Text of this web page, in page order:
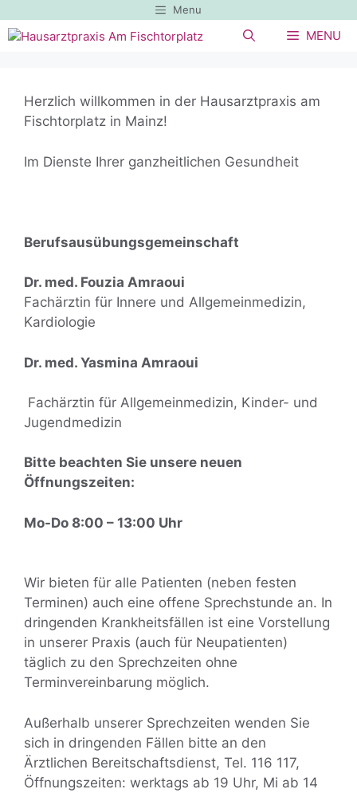
Inhalt
Menu
MENU
Herzlich willkommen in der Hausarztpraxis am
Fischtorplatz in Mainz!
Im Dienste Ihrer ganzheitlichen Gesundheit
Berufsausübungsgemeinschaft
Dr. med. Fouzia Amraoui
Fachärztin für Innere und Allgemeinmedizin,
Kardiologie
Dr. med. Yasmina Amraoui
Fachärztin für Allgemeinmedizin, Kinder- und
Jugendmedizin
Bitte beachten Sie unsere neuen
Öffnungszeiten:
Mo-Do 8:00 – 13:00 Uhr
Wir bieten für alle Patienten (neben festen
Terminen) auch eine offene Sprechstunde an. In
dringenden Krankheitsfällen ist eine Vorstellung
in unserer Praxis (auch für Neupatienten)
täglich zu den Sprechzeiten ohne
Terminvereinbarung möglich.
Außerhalb unserer Sprechzeiten wenden Sie
sich in dringenden Fällen bitte an den
Ärztlichen Bereitschaftsdienst, Tel. 116 117,
Öffnungszeiten: werktags ab 19 Uhr, Mi ab 14